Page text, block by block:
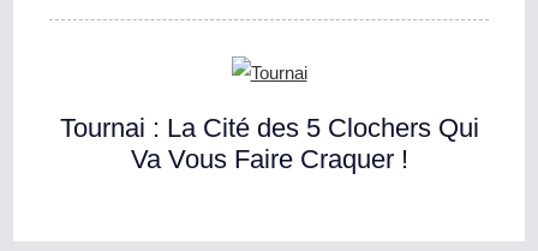
Tournai : La Cité des 5 Clochers Qui
Va Vous Faire Craquer !